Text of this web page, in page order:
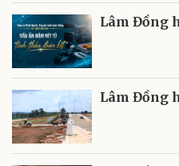
Lâm Đồng
Lâm Đồng